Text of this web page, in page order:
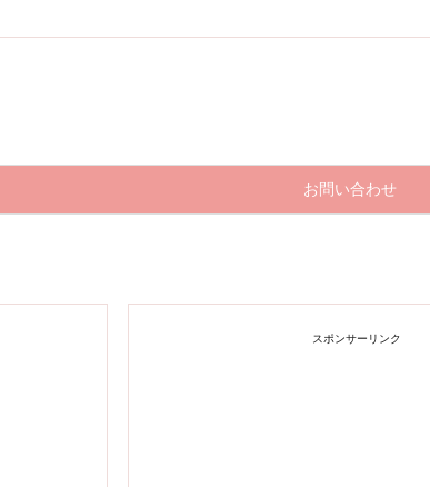
お問い合わせ
スポンサーリンク